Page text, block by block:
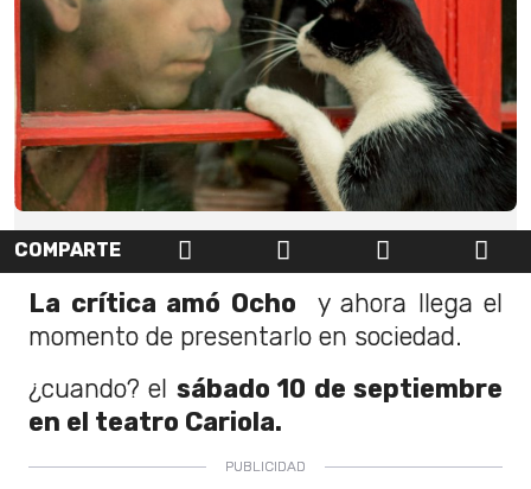
COMPARTE
La crítica amó Ocho y ahora llega el
momento de presentarlo en sociedad.
¿cuando? el sábado 10 de septiembre
en el teatro Cariola.